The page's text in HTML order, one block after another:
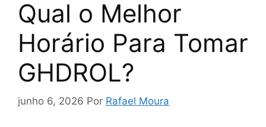
Qual o Melhor
Horário Para Tomar
GHDROL?
junho 6, 2026 Por Rafael Moura